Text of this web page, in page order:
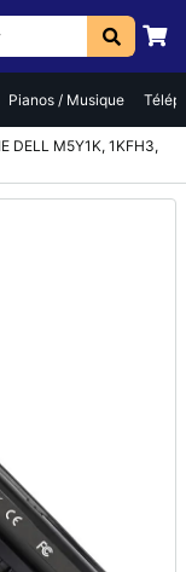
Pianos / Musique
DELL M5Y1K, 1KFH3,